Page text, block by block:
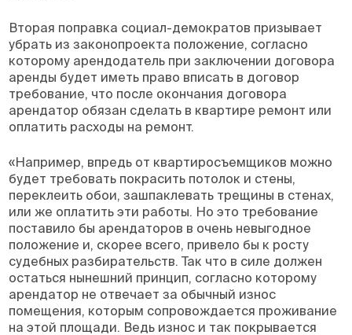
Вторая поправка социал-демократов призывает
убрать из законопроекта положение, согласно
которому арендодатель при заключении договора
аренды будет иметь право вписать в договор
требование, что после окончания договора
арендатор обязан сделать в квартире ремонт или
оплатить расходы на ремонт.
«Например, впредь от квартиросъемщиков можно
будет требовать покрасить потолок и стены,
переклеить обои, зашпаклевать трещины в стенах,
или же оплатить эти работы. Но это требование
поставило бы арендаторов в очень невыгодное
положение и, скорее всего, привело бы к росту
судебных разбирательств. Так что в силе должен
остаться нынешний принцип, согласно которому
арендатор не отвечает за обычный износ
помещения, которым сопровождается проживание
на этой площади. Ведь износ и так покрывается